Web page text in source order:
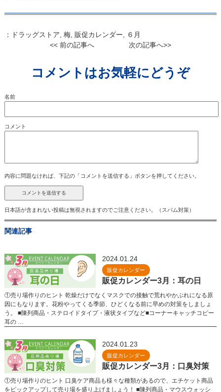
： ドラッグストア 梅, 販促カレンダー
６月
<< 前の記事へ
次の記事へ>>
コメントはお気軽にどうぞ
名前
コメント
内容に問題なければ、下記の「コメントを送信する」ボタンを押してください。
日本語が含まれない投稿は無視されますのでご注意ください。（スパム対策）
関連記事
2024.01.24
販促カレンダー
販促カレンダー3月：耳の日
①売り場作りのヒント 乾燥だけでなくマスクでの接触で荒れやかぶれになる原
因にもなります。花粉やってくる季節、ひどくなる前に早めの対策をしましょ
う。 ■陳列商品・ステロイドタイプ・液状タイプなど■コーナーキャッチコピー
耳の …
2024.01.23
販促カレンダー
販促カレンダー3月：口臭対策
①売り場作りのヒント 口臭ケア商品も様々な種類があるので、エチケット商品
をピックアップして売り場を盛り上げましょう！ ■陳列商品・マウスウォッシ